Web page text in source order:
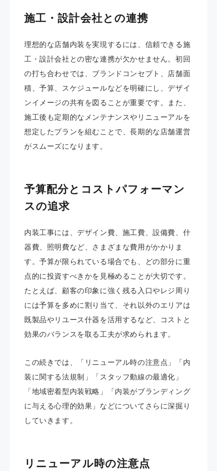
施工・設計会社との連携
理想的な店舗内装を実現するには、信頼できる施
工・設計会社との密な連携が欠かせません。初回
の打ち合わせでは、ブランドコンセプト、店舗面
積、予算、スケジュールなどを明確にし、デザイ
ンイメージの共有を図ることが重要です。また、
施工後も定期的なメンテナンスやリニューアルを
想定したプランを組むことで、長期的な店舗運営
がスムーズになります。
予算配分とコストパフォーマン
スの追求
内装工事には、デザイン費、施工費、設備費、什
器費、照明費など、さまざまな費用がかかりま
す。予算が限られている場合でも、どの部分に重
点的に投資すべきかを見極めることが大切です。
たとえば、顧客の印象に強く残る入口やレジ周り
には予算を多めに割り当て、それ以外のエリアは
既製品やリユース什器を活用するなど、コストと
効果のバランスを取る工夫が求められます。
この続きでは、「リニューアル時の注意点」「内
装に関する法規制」「スタッフ動線の最適化」
「地域密着型内装戦略」「内装がブランディング
に与える心理的効果」などについてさらに深掘り
していきます。
リニューアル時の注意点